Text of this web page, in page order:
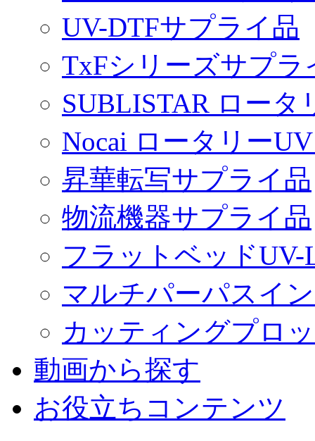
UV-DTFサプライ品
TxFシリーズサプラ
SUBLISTAR ロー
Nocai ロータリー
昇華転写サプライ品
物流機器サプライ品
フラットベッド
マルチパーパスイ
カッティングプロ
動画から探す
お役立ちコンテンツ